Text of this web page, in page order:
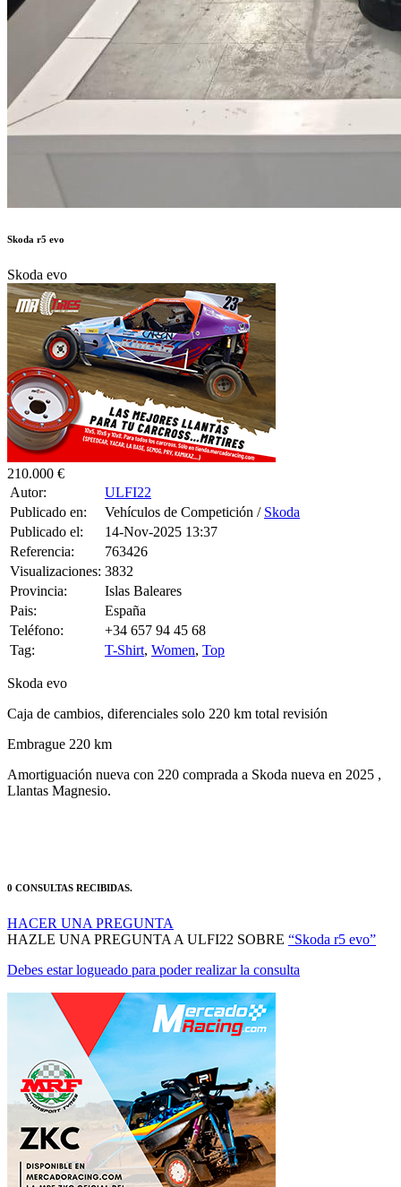
210.000 €
Autor:
Publicado en:
Vehículos de Competición /
Publicado el:
14-Nov-2025 13:37
Referencia:
763426
Visualizaciones:
3832
Provincia:
Islas Baleares
Pais:
España
Teléfono:
+34 657 94 45 68
Tag:
T-Shirt,Women,Top
Skoda evo
Caja de cambios, diferenciales solo 220 km total revisión
Embrague 220 km
Amortiguación nueva con 220 comprada a Skoda nueva en 2025 ,
Llantas Magnesio.
HAZLE UNA PREGUNTA A ULFI22 SOBRE
Debes estar logueado para poder realizar la consulta